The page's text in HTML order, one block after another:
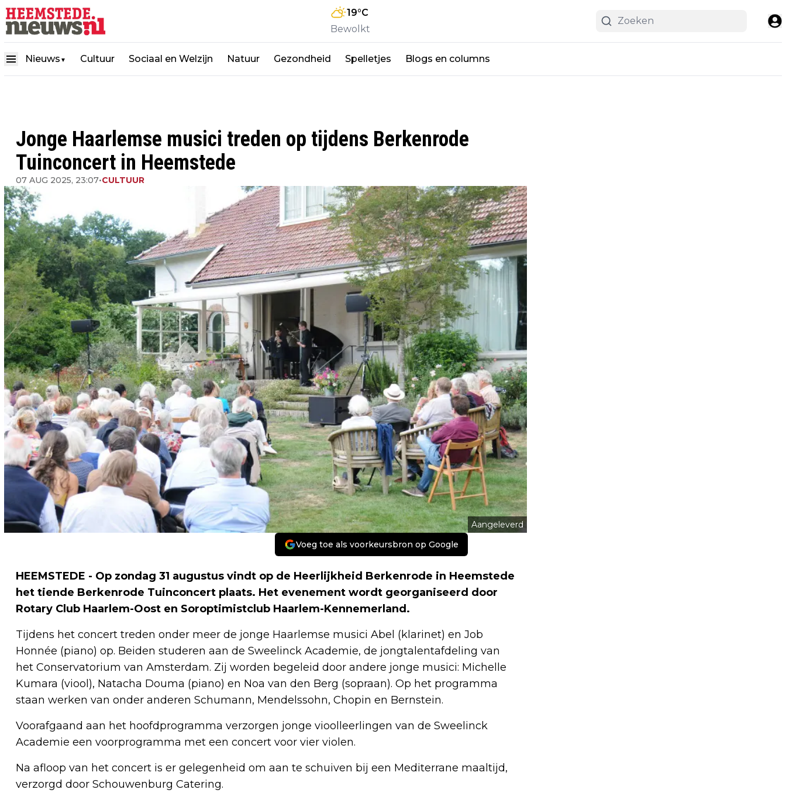
19°C
Bewolkt
Nieuws ▼ Cultuur Sociaal en Welzijn Natuur Gezondheid Spelletjes Blogs en columns
Jonge Haarlemse musici treden op tijdens Berkenrode
Tuinconcert in Heemstede
07 AUG 2025, 23:07•CULTUUR
Aangeleverd
Voeg toe als voorkeursbron op Google
HEEMSTEDE - Op zondag 31 augustus vindt op de Heerlijkheid Berkenrode in Heemstede
het tiende Berkenrode Tuinconcert plaats. Het evenement wordt georganiseerd door
Rotary Club Haarlem-Oost en Soroptimistclub Haarlem-Kennemerland.
Tijdens het concert treden onder meer de jonge Haarlemse musici Abel (klarinet) en Job
Honnée (piano) op. Beiden studeren aan de Sweelinck Academie, de jongtalentafdeling van
het Conservatorium van Amsterdam. Zij worden begeleid door andere jonge musici: Michelle
Kumara (viool), Natacha Douma (piano) en Noa van den Berg (sopraan). Op het programma
staan werken van onder anderen Schumann, Mendelssohn, Chopin en Bernstein.
Voorafgaand aan het hoofdprogramma verzorgen jonge vioolleerlingen van de Sweelinck
Academie een voorprogramma met een concert voor vier violen.
Na afloop van het concert is er gelegenheid om aan te schuiven bij een Mediterrane maaltijd,
verzorgd door Schouwenburg Catering.